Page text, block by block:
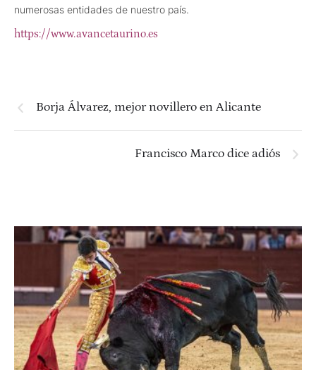
numerosas entidades de nuestro país.
https://www.avancetaurino.es
Borja Álvarez, mejor novillero en Alicante
Francisco Marco dice adiós